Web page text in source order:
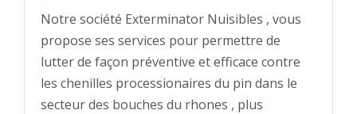
Notre société Exterminator Nuisibles , vous
propose ses services pour permettre de
lutter de façon préventive et efficace contre
les chenilles processionaires du pin dans le
secteur des bouches du rhones , plus